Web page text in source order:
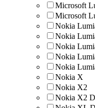
Microsoft
Microsoft
Nokia
Nokia
Nokia
Nokia
Nokia
Nokia X
Nokia X2
Nokia X2